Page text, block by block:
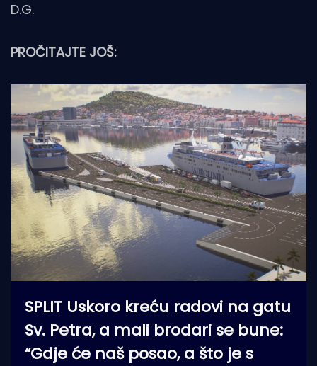
D.G.
PROČITAJTE JOŠ:
SPLIT Uskoro kreću radovi na gatu
Sv. Petra, a mali brodari se bune:
“Gdje će naš posao, a što je s